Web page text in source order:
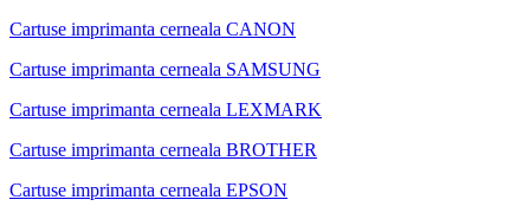
Cartuse imprimanta cerneala CANON
Cartuse imprimanta cerneala SAMSUNG
Cartuse imprimanta cerneala LEXMARK
Cartuse imprimanta cerneala BROTHER
Cartuse imprimanta cerneala EPSON